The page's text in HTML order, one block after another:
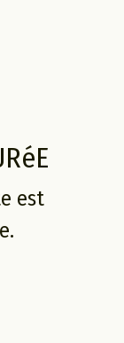
est